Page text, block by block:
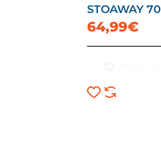
STOAWAY 70
64,99€